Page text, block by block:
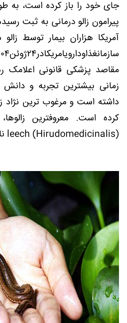
پیرامون زالو درمانی به ثبت
آمریکا هزاران بیمار توسط
مقاصد پزشکی قانونی اعلامک
زمانی بیشترین تجربه و دانش
داشته است و مرغوب ترین نژاد
leech (Hirudomedicinalis) نام دارد.